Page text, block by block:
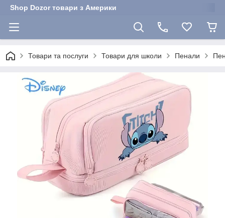
Shop Dozor товари з Америки
Товари та послуги Товари для школи Пенали